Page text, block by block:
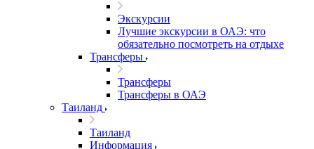
Экскурсии
Лучшие экскурсии в ОАЭ: что
обязательно посмотреть на отдыхе
Трансферы
Трансферы
Трансферы в ОАЭ
Таиланд
Таиланд
Информация